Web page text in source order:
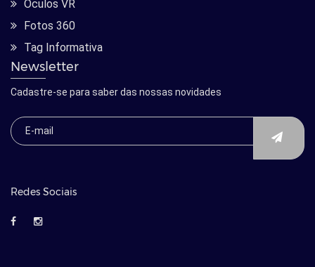
Óculos VR
Fotos 360
Tag Informativa
Newsletter
Cadastre-se para saber das nossas novidades
Redes Sociais